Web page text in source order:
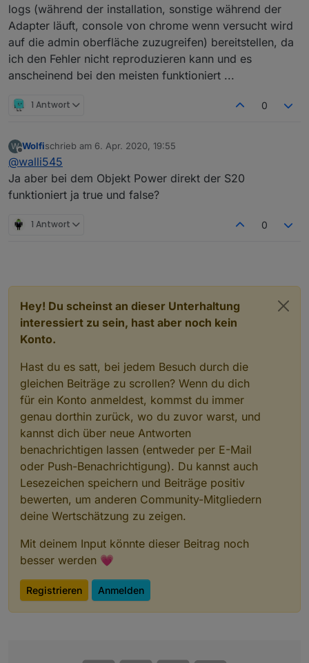
Komisch mit einem Shelly Device funktioniert es aber
genau mit meinen SonOff S20 da wo ich es benötige
nicht?
logs (während der installation, sonstige während der
Adapter läuft, console von chrome wenn versucht wird
auf die admin oberfläche zuzugreifen) bereitstellen, da
ich den Fehler nicht reproduzieren kann und es
anscheinend bei den meisten funktioniert ...
1 Antwort 0
W
Offline
Wolfischrieb am 6. Apr. 2020, 19:55
zuletzt editiert von
@walli545
Ja aber bei dem Objekt Power direkt der S20
funktioniert ja true und false?
1 Antwort 0
Hey! Du scheinst an dieser Unterhaltung
interessiert zu sein, hast aber noch kein
Konto.
Hast du es satt, bei jedem Besuch durch die
gleichen Beiträge zu scrollen? Wenn du dich
für ein Konto anmeldest, kommst du immer
genau dorthin zurück, wo du zuvor warst, und
kannst dich über neue Antworten
benachrichtigen lassen (entweder per E-Mail
oder Push-Benachrichtigung). Du kannst auch
Lesezeichen speichern und Beiträge positiv
bewerten, um anderen Community-Mitgliedern
deine Wertschätzung zu zeigen.
Mit deinem Input könnte dieser Beitrag noch
besser werden 💗
Registrieren Anmelden